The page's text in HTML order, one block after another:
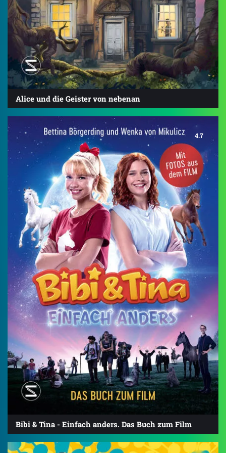
Alice und die Geister von nebenan
4.7
Bibi & Tina - Einfach anders. Das Buch zum Film